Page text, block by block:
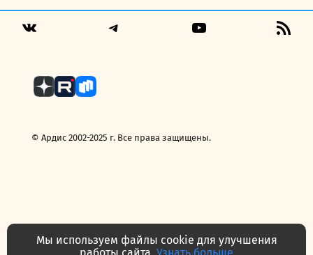
229,00 руб..
© Ардис 2002-2025 г. Все права защищены.
Мы используем файлы cookie для улучшения